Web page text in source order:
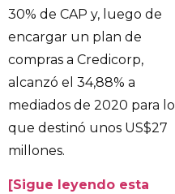
30% de CAP y, luego de
encargar un plan de
compras a Credicorp,
alcanzó el 34,88% a
mediados de 2020 para lo
que destinó unos US$27
millones.
[Sigue leyendo esta